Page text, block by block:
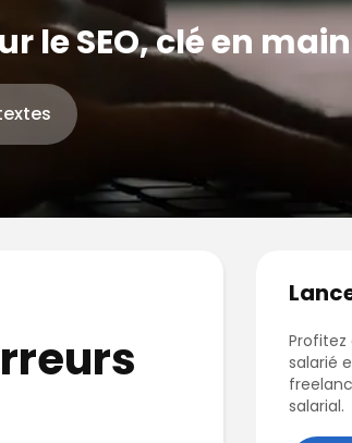
le SEO, clé en main
Profitez
salarié
salarial.